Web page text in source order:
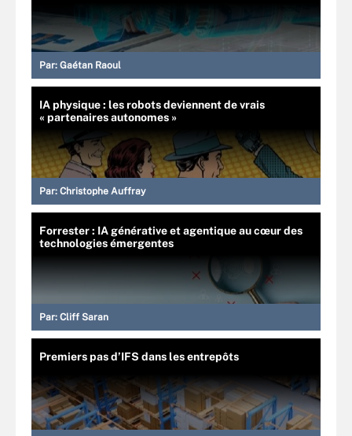
Par: Gaétan Raoul
IA physique : les robots deviennent de vrais
« partenaires autonomes »
Par: Christophe Auffray
Forrester : IA générative et agentique au cœur des
technologies émergentes
Par: Cliff Saran
Premiers pas d’IFS dans les entrepôts